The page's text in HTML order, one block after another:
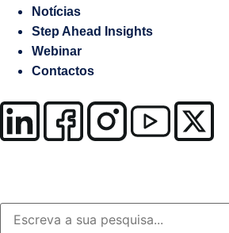
Caderno
OutSystems
Notícias
Step Ahead Insights
Webinar
Contactos